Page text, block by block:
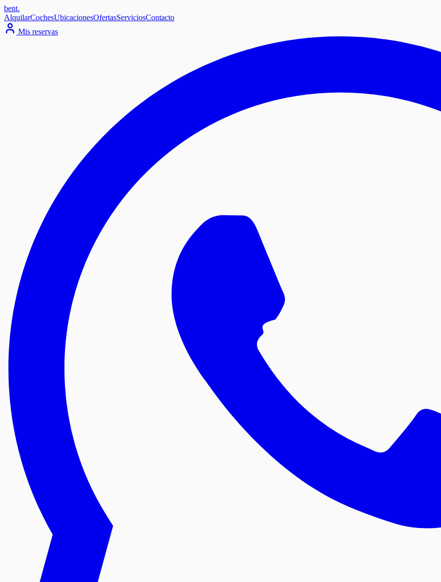
bent.
AlquilarCochesUbicacionesOfertasServiciosContacto
Mis reservas